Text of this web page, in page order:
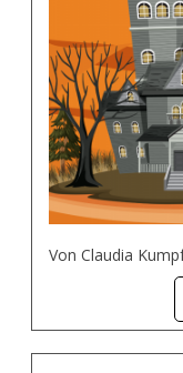
Von Claudia